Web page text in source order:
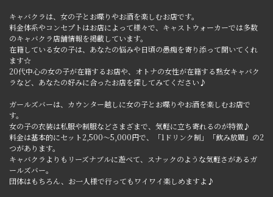
キャバクラは、女の子とお喋りやお酒を楽しむお店です。
料金体系やコンセプトはお店によって様々で、キャストウォーカーでは多数
のキャバクラ店舗情報を掲載しています。
在籍している女の子は、あなたの悩みや日頃の愚痴を寄り添って聞いてくれ
ます☆
20代中心の女の子が在籍するお店や、オトナの女性が在籍する熟女キャバク
ラなど、あなたの好みに合ったお店を探してみてください♪
ガールズバーは、カウンター越しに女の子とお喋りやお酒を楽しむお店で
す。
女の子の衣装は私服や制服などさまざまで、気軽に立ち寄れるのが特徴♪
料金は基本的にセット2,500～5,000円で、「1ドリンク制」「飲み放題」の2
つがあります。
キャバクラよりもリーズナブルに遊べて、スナックのような気軽さがあるガ
ールズバー。
団体はもちろん、お一人様で行ってもワイワイ楽しめますよ♪